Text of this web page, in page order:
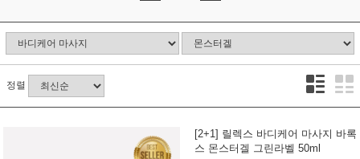
정렬
[2+1] 릴렉스 바디케어 마사지 바록
스 몬스터겔 그린라벨 50ml